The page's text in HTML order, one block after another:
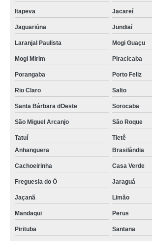
Itapeva Jacareí
Jaguariúna Jundiaí
Laranjal Paulista Mogi Guaçu
Mogi Mirim Piracicaba
Porangaba Porto Feliz
Rio Claro Salto
Santa Bárbara dOeste Sorocaba
São Miguel Arcanjo São Roque
Tatuí
Tietê
Anhanguera
Brasilândia
Cachoeirinha Casa Verde
Freguesia do Ó Jaraguá
Jaçanã Limão
Mandaqui Perus
Pirituba Santana